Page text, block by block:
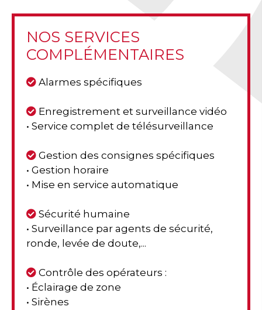
NOS SERVICES
COMPLÉMENTAIRES
Alarmes spécifiques
Enregistrement et surveillance vidéo
• Service complet de télésurveillance
Gestion des consignes spécifiques
• Gestion horaire
• Mise en service automatique
Sécurité humaine
• Surveillance par agents de sécurité,
ronde, levée de doute,...
Contrôle des opérateurs :
• Éclairage de zone
• Sirènes